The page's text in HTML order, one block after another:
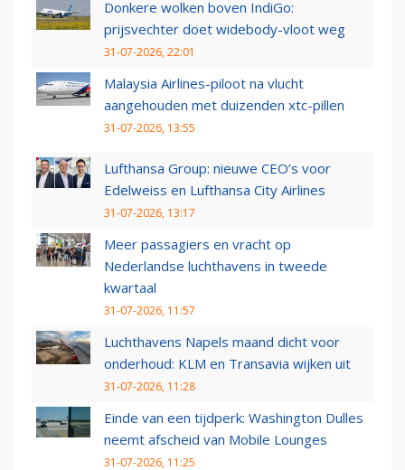
Donkere wolken boven IndiGo:
prijsvechter doet widebody-vloot weg
31-07-2026, 22:01
Malaysia Airlines-piloot na vlucht
aangehouden met duizenden xtc-pillen
31-07-2026, 13:55
Lufthansa Group: nieuwe CEO’s voor
Edelweiss en Lufthansa City Airlines
31-07-2026, 13:17
Meer passagiers en vracht op
Nederlandse luchthavens in tweede
kwartaal
31-07-2026, 11:57
Luchthavens Napels maand dicht voor
onderhoud: KLM en Transavia wijken uit
31-07-2026, 11:28
Einde van een tijdperk: Washington Dulles
neemt afscheid van Mobile Lounges
31-07-2026, 11:25